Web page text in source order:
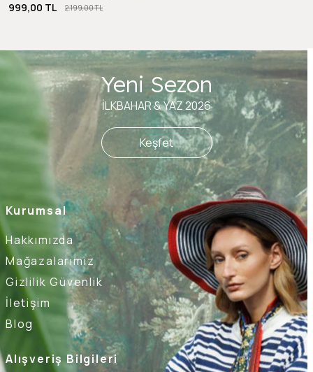
999,00 TL
2.199,00 TL
Kurumsal
Hakkımızda
Mağazalarımız
Gizlilik Güvenlik
İletişim
Blog
Alışveriş Bilgileri
Yeni Sezon
İLKBAHAR & YAZ 2026
Keşfet